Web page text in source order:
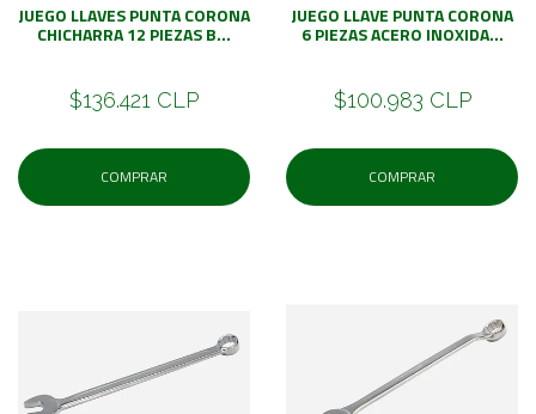
JUEGO LLAVES PUNTA CORONA
CHICHARRA 12 PIEZAS B...
$136.421 CLP
COMPRAR
JUEGO LLAVE PUNTA CORONA
6 PIEZAS ACERO INOXIDA...
$100.983 CLP
COMPRAR